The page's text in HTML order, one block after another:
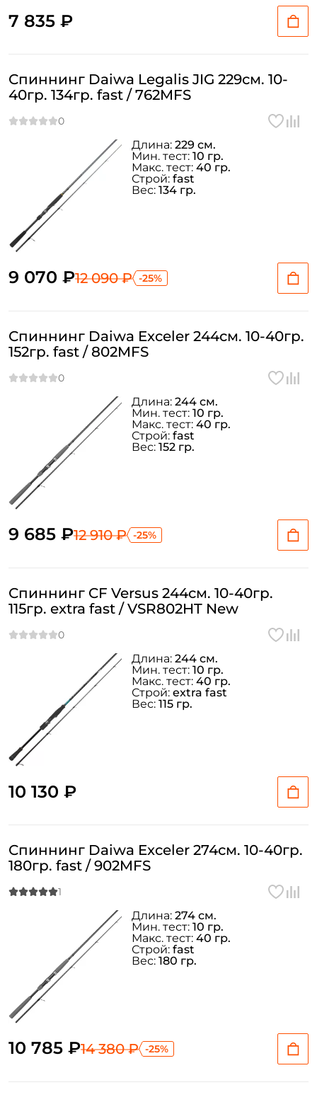
7 835 ₽
Спиннинг Daiwa Legalis JIG 229см. 10-
40гр. 134гр. fast / 762MFS
9 070 ₽12 090 ₽ -25%
Длина: 229 см.
Мин. тест: 10 гр.
Макс. тест: 40 гр.
Строй: fast
Вес: 134 гр.
Спиннинг Daiwa Exceler 244см. 10-40гр.
152гр. fast / 802MFS
9 685 ₽12 910 ₽ -25%
Длина: 244 см.
Мин. тест: 10 гр.
Макс. тест: 40 гр.
Строй: fast
Вес: 152 гр.
Спиннинг CF Versus 244см. 10-40гр.
115гр. extra fast / VSR802HT New
10 130 ₽
Длина: 244 см.
Мин. тест: 10 гр.
Макс. тест: 40 гр.
Строй: extra fast
Вес: 115 гр.
Спиннинг Daiwa Exceler 274см. 10-40гр.
180гр. fast / 902MFS
10 785 ₽14 380 ₽ -25%
Длина: 274 см.
Мин. тест: 10 гр.
Макс. тест: 40 гр.
Строй: fast
Вес: 180 гр.